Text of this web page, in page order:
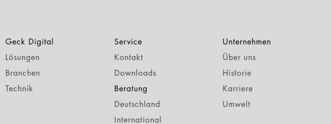
Geck Digital
Lösungen
Branchen
Technik
Service
Kontakt
Downloads
Beratung
Deutschland
International
Unternehmen
Über uns
Historie
Karriere
Umwelt